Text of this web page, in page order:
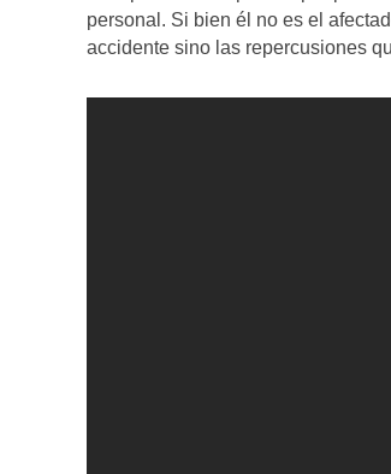
personal. Si bien él no es el
accidente sino las repercusiones